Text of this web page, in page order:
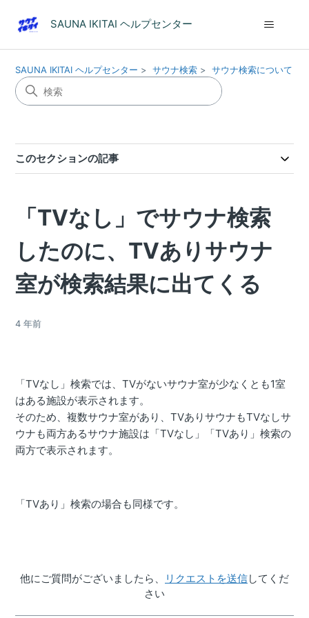
SAUNA IKITAI ヘルプセンター
SAUNA IKITAI ヘルプセンター サウナ検索 サウナ検索について
このセクションの記事
「TVなし」でサウナ検索
したのに、TVありサウナ
室が検索結果に出てくる
4 年前
「TVなし」検索では、TVがないサウナ室が少なくとも1室
はある施設が表示されます。
そのため、複数サウナ室があり、TVありサウナもTVなしサ
ウナも両方あるサウナ施設は「TVなし」「TVあり」検索の
両方で表示されます。
「TVあり」検索の場合も同様です。
他にご質問がございましたら、 リクエストを送信してくだ
さい